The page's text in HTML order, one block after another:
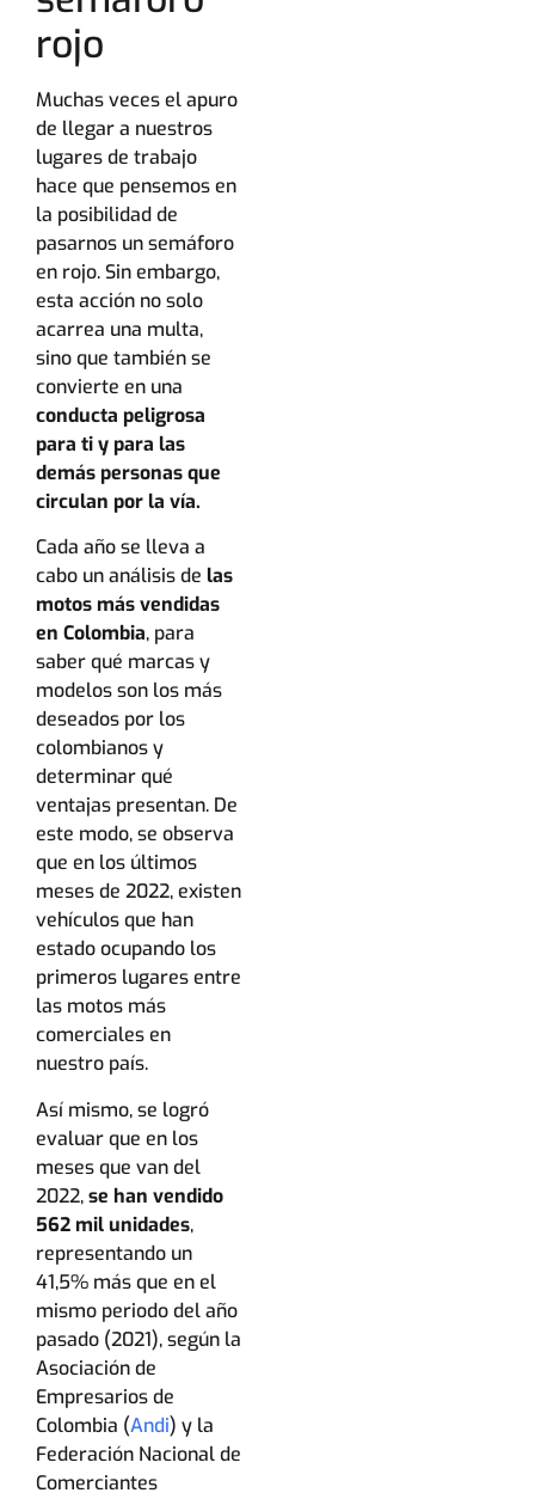
rojo
Muchas veces el apuro
de llegar a nuestros
lugares de trabajo
hace que pensemos en
la posibilidad de
pasarnos un semáforo
en rojo. Sin embargo,
esta acción no solo
acarrea una multa,
sino que también se
convierte en una
conducta peligrosa
para ti y para las
demás personas que
circulan por la vía.
Cada año se lleva a
cabo un análisis de las
motos más vendidas
en Colombia, para
saber qué marcas y
modelos son los más
deseados por los
colombianos y
determinar qué
ventajas presentan. De
este modo, se observa
que en los últimos
meses de 2022, existen
vehículos que han
estado ocupando los
primeros lugares entre
las motos más
comerciales en
nuestro país.
Así mismo, se logró
evaluar que en los
meses que van del
2022,se han vendido
562 mil unidades,
representando un
41,5% más que en el
mismo periodo del año
pasado (2021), según la
Asociación de
Empresarios de
Colombia (Andi) y la
Federación Nacional de
Comerciantes